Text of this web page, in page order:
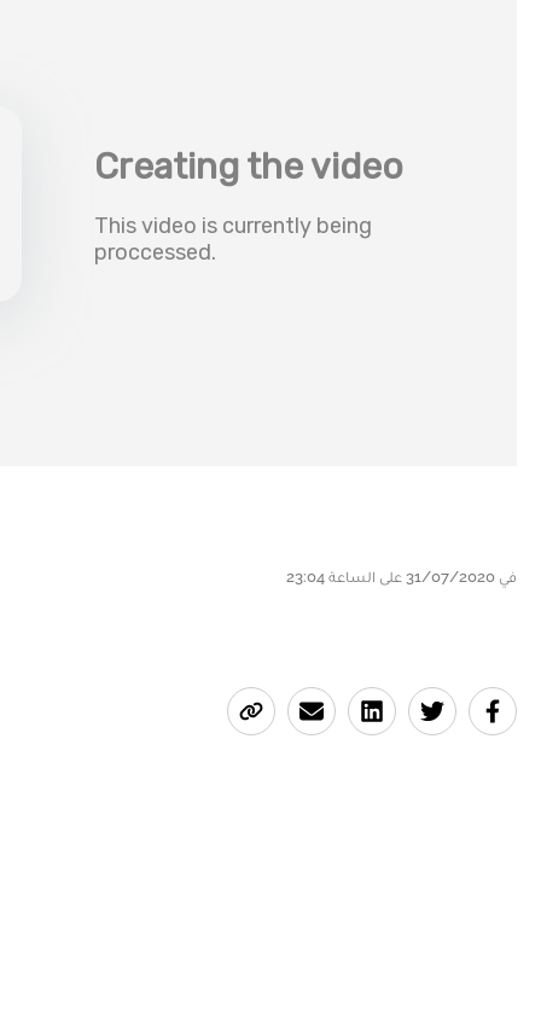
في 31/07/2020 على الساعة 23:04